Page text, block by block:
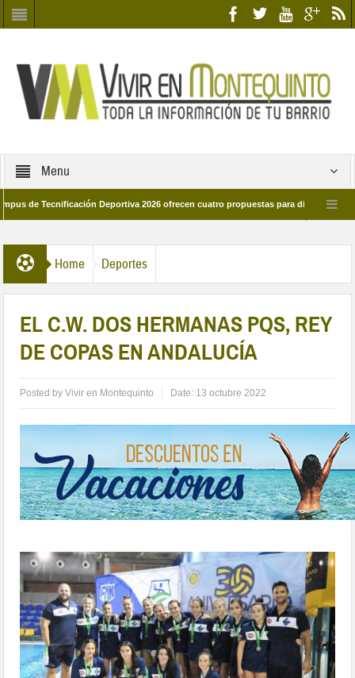
Menu
Tecnificación Deportiva 2026 ofrecen cuatro propuestas para disfrutar del deporte
Home Deportes
EL C.W. DOS HERMANAS PQS, REY
DE COPAS EN ANDALUCÍA
Posted byVivir en Montequinto Date: 13 octubre 2022